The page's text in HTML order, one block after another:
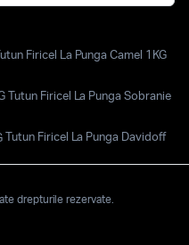
Tutun Firicel La Punga Camel 1KG
Tutun Firicel La Punga Sobranie
Tutun Firicel La Punga Davidoff
drepturile rezervate.